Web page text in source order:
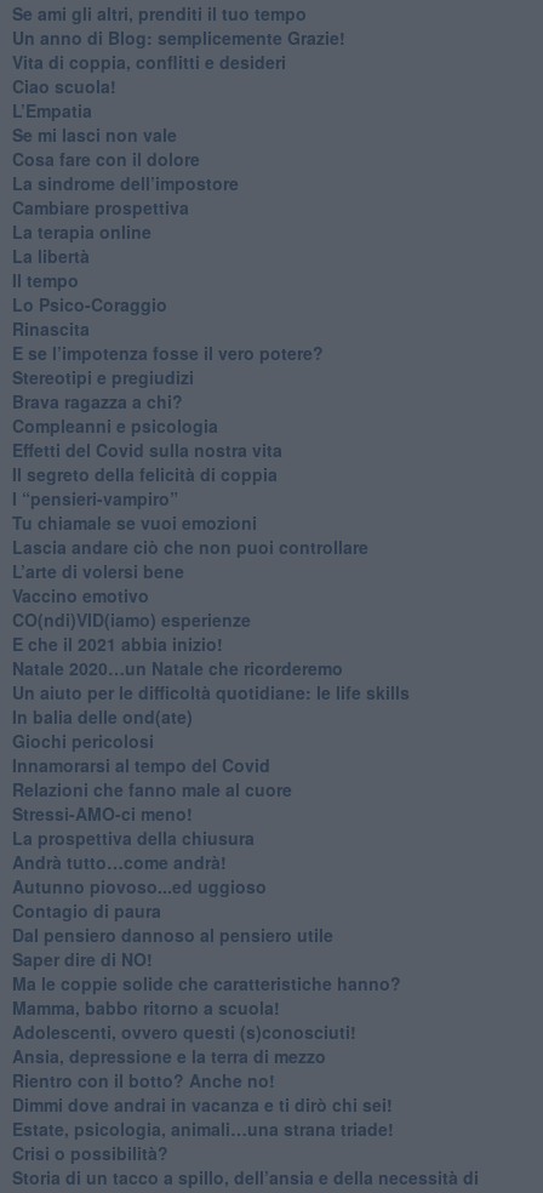
​Se ami gli altri, prenditi il tuo tempo
​Un anno di Blog: semplicemente Grazie!
​Vita di coppia, conflitti e desideri
​Ciao scuola!
​L’Empatia
​Se mi lasci non vale
Cosa fare con il dolore
​La sindrome dell’impostore
​Cambiare prospettiva
La terapia online
La libertà
​Il tempo
​Lo Psico-Coraggio
Rinascita
​E se l’impotenza fosse il vero potere?
Stereotipi e pregiudizi
​Brava ragazza a chi?
​Compleanni e psicologia
Effetti del Covid sulla nostra vita
Il segreto della felicità di coppia
​I “pensieri-vampiro”
​Tu chiamale se vuoi emozioni
​Lascia andare ciò che non puoi controllare
L’arte di volersi bene
​Vaccino emotivo
CO(ndi)VID(iamo) esperienze
​E che il 2021 abbia inizio!
​Natale 2020…un Natale che ricorderemo
Un aiuto per le difficoltà quotidiane: le life skills
​In balia delle ond(ate)
Giochi pericolosi
Innamorarsi al tempo del Covid
​Relazioni che fanno male al cuore
​Stressi-AMO-ci meno!
​La prospettiva della chiusura
​Andrà tutto…come andrà!
Autunno piovoso...ed uggioso
​Contagio di paura
​Dal pensiero dannoso al pensiero utile
​Saper dire di NO!
​Ma le coppie solide che caratteristiche hanno?
​Mamma, babbo ritorno a scuola!
Adolescenti, ovvero questi (s)conosciuti!
Ansia, depressione e la terra di mezzo
​Rientro con il botto? Anche no!
Dimmi dove andrai in vacanza e ti dirò chi sei!
​Estate, psicologia, animali…una strana triade!
​Crisi o possibilità?
​Storia di un tacco a spillo, dell’ansia e della necessità di